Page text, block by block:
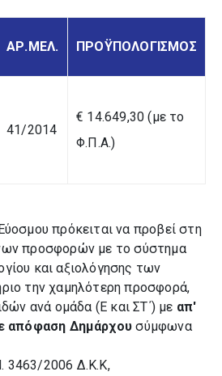
ΑΡ.ΜΕΛ. ΠΡΟΫΠΟΛΟΓΙΣΜΟΣ
41/2014
€ 14.649,30 (με το
Φ.Π.Α.)
πρόκειται να προβεί στη
προσφορών με το σύστημα
και αξιολόγησης των
την χαμηλότερη προσφορά,
ανά ομάδα (Ε και ΣΤ΄) με απ'
απόφαση Δημάρχουσύμφωνα
3463/2006 Δ.Κ.Κ,